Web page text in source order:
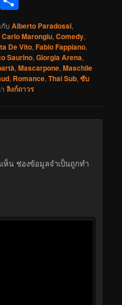
กับAlberto Paradossi,
Carlo Marongiu,Comedy,
De Vito,Fabio Fappiano,
Saurino,Giorgia Arena,
,Mascarpone,Maschile
, Romance,Thai Sub,ซับ
าลิงก์ถาวร
ห็น ช่องข้อมูลจำเป็นถูกทำ